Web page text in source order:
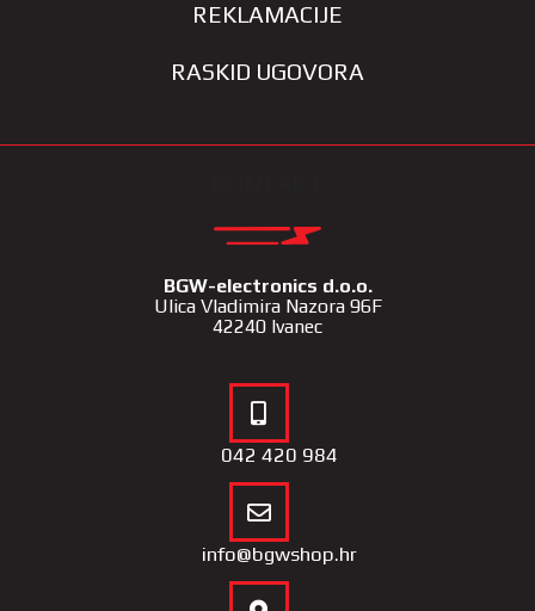
REKLAMACIJE
RASKID UGOVORA
BGW-electronics d.o.o.
Ulica Vladimira Nazora 96F
42240 Ivanec
042 420 984
info@bgwshop.hr